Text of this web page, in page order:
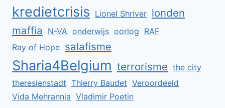
kredietcrisis Lionel Shriver londen
maffia
N-VA onderwijs oorlog RAF
Ray of Hope salafisme
Sharia4Belgium terrorisme the city
theresienstadt Thierry Baudet Veroordeeld
Vida Mehrannia Vladimir Poetin